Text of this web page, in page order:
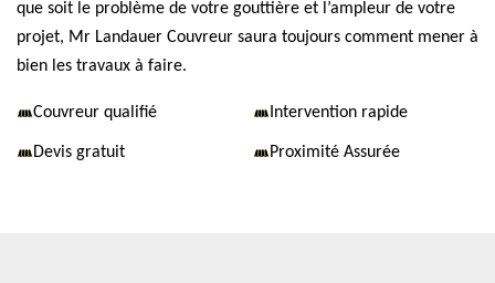
que soit le problème de votre gouttière et l’ampleur de votre
projet, Mr Landauer Couvreur saura toujours comment mener à
bien les travaux à faire.
Couvreur qualifié Intervention rapide
Devis gratuit Proximité Assurée